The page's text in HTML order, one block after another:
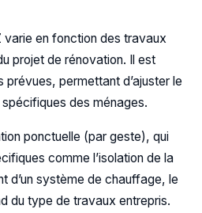
varie en fonction des travaux
projet de rénovation. Il est
permettant d’ajuster le
des ménages.
ponctuelle (par geste), qui
comme l’isolation de la
d’un système de chauffage, le
du type de travaux entrepris.